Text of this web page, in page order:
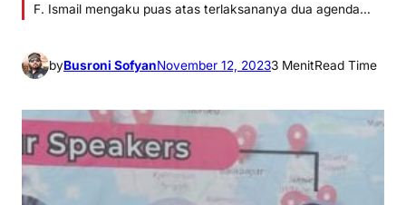
F. Ismail mengaku puas atas terlaksananya dua agenda…
byBusroni SofyanNovember 12, 20233 MenitRead Time